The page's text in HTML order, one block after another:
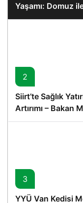
Yaşamı: Domuz
2
Siirt’te Sağlık
Artırımı – Bakan
3
YYÜ Van Kedisi